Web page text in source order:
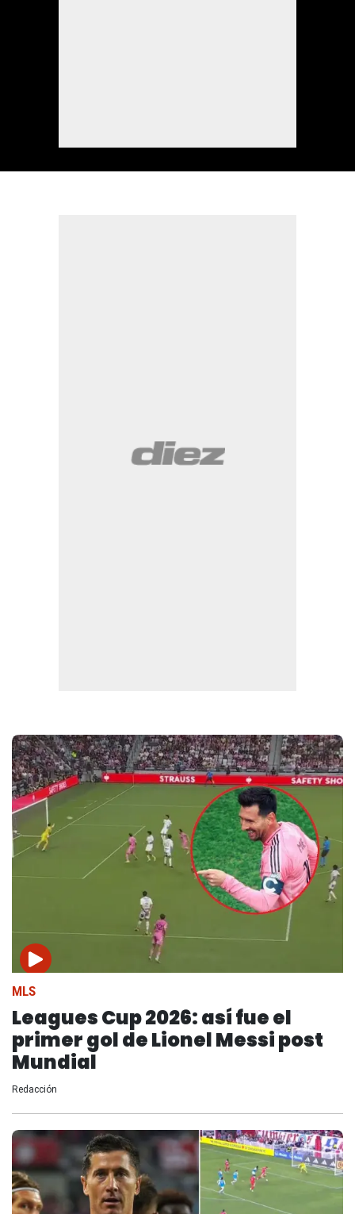
MLS
Leagues Cup 2026: así fue el
primer gol de Lionel Messi post
Mundial
Redacción